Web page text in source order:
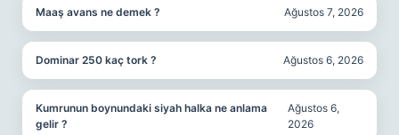
Maaş avans ne demek ? Ağustos 7, 2026
Dominar 250 kaç tork ? Ağustos 6, 2026
Kumrunun boynundaki siyah halka ne anlama
gelir ?
Ağustos 6,
2026